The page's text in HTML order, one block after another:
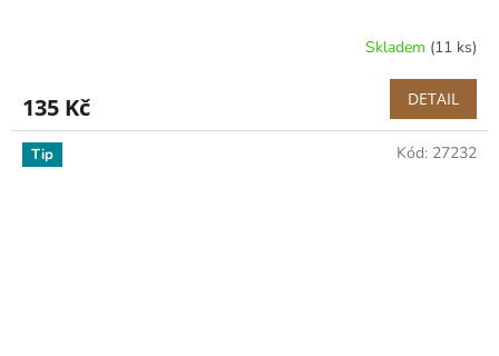
Skladem (11 ks)
135 Kč DETAIL
Tip Kód: 27232